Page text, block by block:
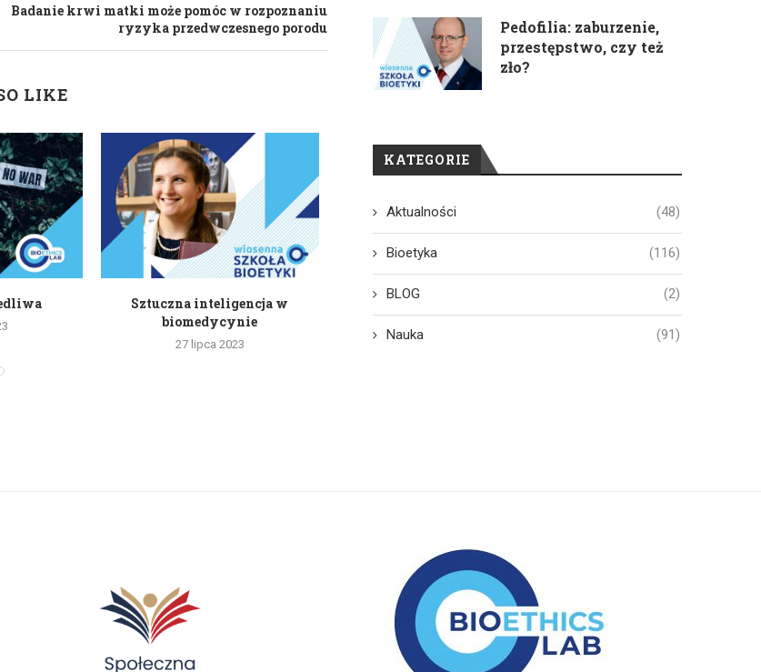
Badanie krwi matki może pomóc w rozpoznaniu
ryzyka przedwczesnego porodu
LIKE
Sztuczna inteligencja w
biomedycynie
27 lipca 2023
Pedofilia: zaburzenie,
przestępstwo, czy też zło?
Komercjalizacja
26 lipca 2023
Pedofilia: zaburzenie,
przestępstwo, czy też
zło?
KATEGORIE
Aktualności (48)
Bioetyka (116)
BLOG (2)
Nauka (91)